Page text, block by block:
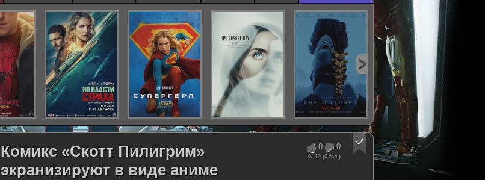
0 0
0/ 10 (0 гол.)
Комикс «Скотт Пилигрим»
экранизируют в виде аниме